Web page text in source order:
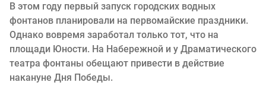
В этом году первый запуск городских водных
фонтанов планировали на первомайские праздники.
Однако вовремя заработал только тот, что на
площади Юности. На Набережной и у Драматического
театра фонтаны обещают привести в действие
накануне Дня Победы.